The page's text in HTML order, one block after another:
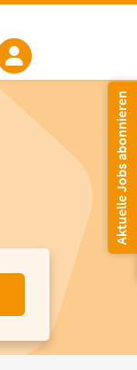
Aktuelle Jobs abonnieren